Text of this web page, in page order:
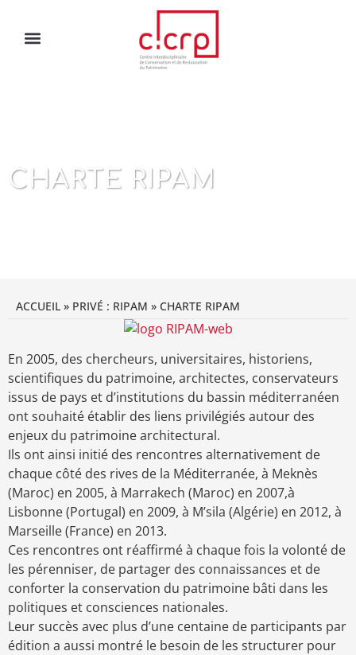
CHARTE RIPAM
ACCUEIL » PRIVÉ : RIPAM » CHARTE RIPAM
En 2005, des chercheurs, universitaires, historiens,
scientifiques du patrimoine, architectes, conservateurs
issus de pays et d’institutions du bassin méditerranéen
ont souhaité établir des liens privilégiés autour des
enjeux du patrimoine architectural.
Ils ont ainsi initié des rencontres alternativement de
chaque côté des rives de la Méditerranée, à Meknès
(Maroc) en 2005, à Marrakech (Maroc) en 2007,à
Lisbonne (Portugal) en 2009, à M’sila (Algérie) en 2012, à
Marseille (France) en 2013.
Ces rencontres ont réaffirmé à chaque fois la volonté de
les pérenniser, de partager des connaissances et de
conforter la conservation du patrimoine bâti dans les
politiques et consciences nationales.
Leur succès avec plus d’une centaine de participants par
édition a aussi montré le besoin de les structurer pour